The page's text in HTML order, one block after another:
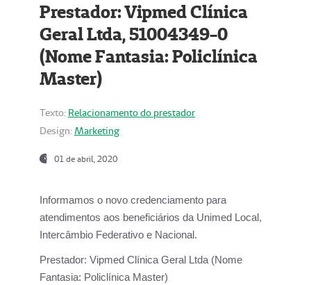
Prestador: Vipmed Clínica
Geral Ltda, 51004349-0
(Nome Fantasia: Policlínica
Master)
Texto: Relacionamento do prestador
Design: Marketing
01 de abril, 2020
Informamos o novo credenciamento para
atendimentos aos beneficiários da Unimed Local,
Intercâmbio Federativo e Nacional.
Prestador: Vipmed Clínica Geral Ltda (Nome
Fantasia: Policlínica Master)